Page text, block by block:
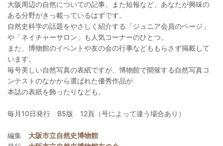
大阪周辺の自然についての記事、また短報など、あなたが興味の
ある分野がきっ載っているはずです。
自然史科学の話題をやさしく紹介する「ジュニア会員のページ」
や「ネイチャーサロン」も人気コーナーのひとつ。
また、博物館のイベントや友の会の行事などももらさず掲載して
います。
毎号美しい自然写真の表紙ですが、博物館で開催する自然写真コ
ンテストのなかから選ばれた優秀作品が
本誌の表紙を飾ったりなども。
毎月10日発行 B5版 12頁（号によって違う場合あり）
編集 大阪市立自然史博物館